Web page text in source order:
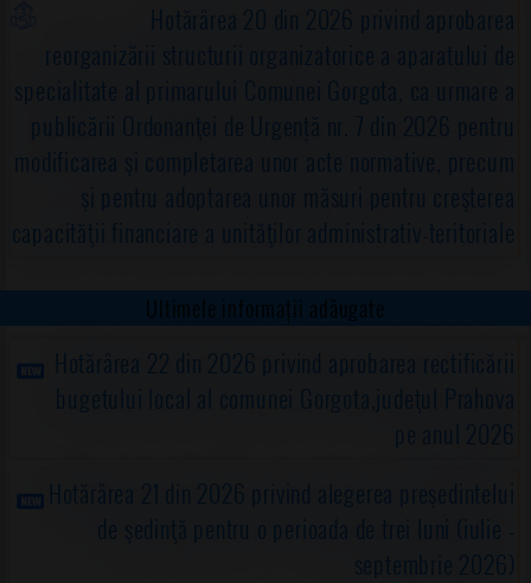
Hotărârea 20 din 2026 privind aprobarea
reorganizării structurii organizatorice a aparatului de
specialitate al primarului Comunei Gorgota, ca urmare a
publicării Ordonanţei de Urgență nr. 7 din 2026 pentru
modificarea şi completarea unor acte normative, precum
şi pentru adoptarea unor măsuri pentru creşterea
capacităţii financiare a unităţilor administrativ-teritoriale
Ultimele informații adăugate
Hotărârea 22 din 2026 privind aprobarea rectificării
bugetului local al comunei Gorgota,judeţul Prahova
pe anul 2026
Hotărârea 21 din 2026 privind alegerea preşedintelui
de şedinţă pentru o perioada de trei luni (iulie -
septembrie 2026)